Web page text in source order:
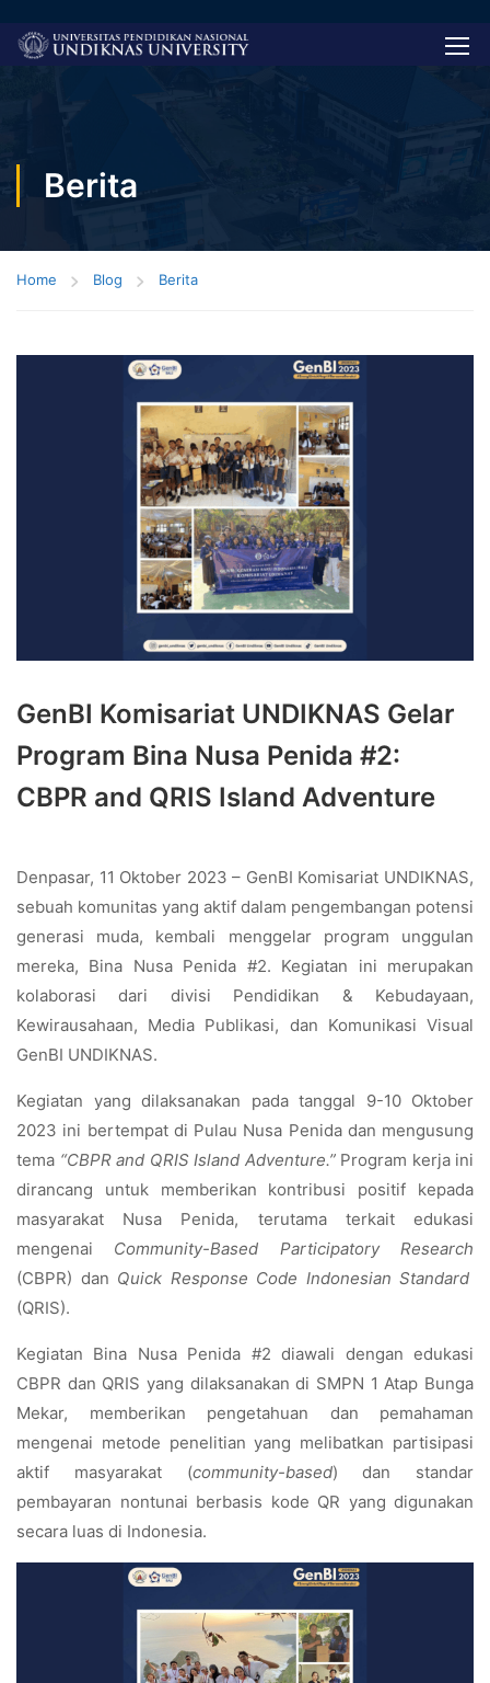
Berita
Home Blog Berita
GenBI Komisariat UNDIKNAS Gelar
Program Bina Nusa Penida #2:
CBPR and QRIS Island Adventure
Denpasar, 11 Oktober 2023 – GenBI Komisariat UNDIKNAS,
sebuah komunitas yang aktif dalam pengembangan potensi
generasi muda, kembali menggelar program unggulan
mereka, Bina Nusa Penida #2. Kegiatan ini merupakan
kolaborasi dari divisi Pendidikan & Kebudayaan,
Kewirausahaan, Media Publikasi, dan Komunikasi Visual
GenBI UNDIKNAS.
Kegiatan yang dilaksanakan pada tanggal 9-10 Oktober
2023 ini bertempat di Pulau Nusa Penida dan mengusung
tema “CBPR and QRIS Island Adventure.”Program kerja ini
dirancang untuk memberikan kontribusi positif kepada
masyarakat Nusa Penida, terutama terkait edukasi
mengenai Community-Based Participatory Research
(CBPR) dan Quick Response Code Indonesian Standard
(QRIS).
Kegiatan Bina Nusa Penida #2 diawali dengan edukasi
CBPR dan QRIS yang dilaksanakan di SMPN 1 Atap Bunga
Mekar, memberikan pengetahuan dan pemahaman
mengenai metode penelitian yang melibatkan partisipasi
aktif masyarakat (community-based) dan standar
pembayaran nontunai berbasis kode QR yang digunakan
secara luas di Indonesia.